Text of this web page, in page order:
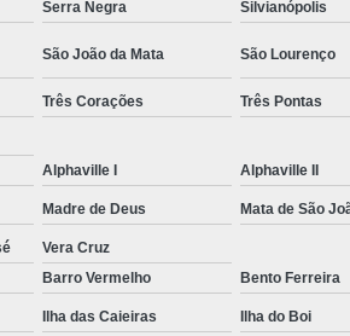
Serra Negra Silvianópolis
São João da Mata São Lourenço
Três Corações Três Pontas
Alphaville I Alphaville II
Madre de Deus Mata de São
Vera Cruz
Barro Vermelho Bento Ferreira
Ilha das Caieiras Ilha do Boi